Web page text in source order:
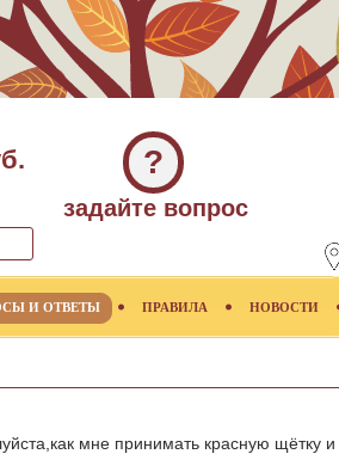
?
задайте вопрос
И ОТВЕТЫ ПРАВИЛА НОВОСТИ
мне принимать красную щётку и